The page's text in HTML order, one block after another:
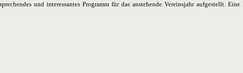
und interessantes Programm für das anstehende Vereinsjahr aufgestellt.